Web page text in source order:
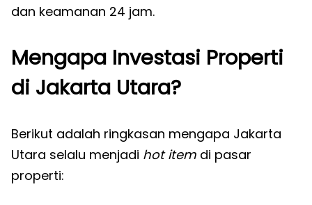
dan keamanan 24 jam.
Mengapa Investasi Properti
di Jakarta Utara?
Berikut adalah ringkasan mengapa Jakarta
Utara selalu menjadi hot item di pasar
properti: